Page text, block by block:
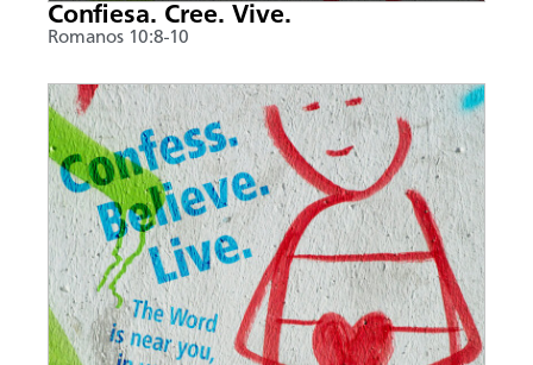
Confiesa. Cree. Vive.
Romanos 10:8-10